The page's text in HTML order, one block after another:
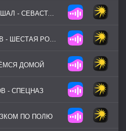
АЛЕКСАНДР МАРШАЛ - СЕВАСТОПОЛЬ
АРТЁМ КАЛЬЯНОВ - ШЕСТАЯ РОТА
ДОМОЙ
- СПЕЦНАЗ
ПО ПОЛЮ